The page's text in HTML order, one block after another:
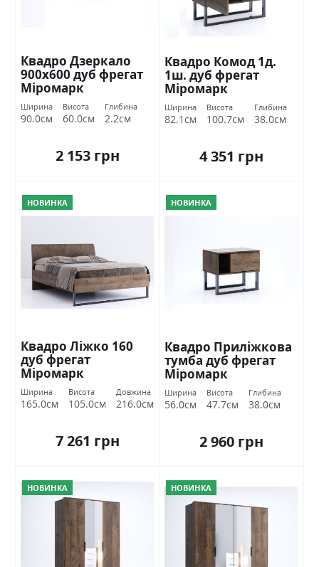
Квадро Дзеркало
900х600 дуб фрегат
Міромарк
Ширина
90.0см
Висота
60.0см
Глибина
2.2см
2 153 грн
Квадро Комод 1д.
1ш. дуб фрегат
Міромарк
Ширина
82.1см
Висота
100.7см
Глибина
38.0см
4 351 грн
НОВИНКА
Квадро Ліжко 160
дуб фрегат
Міромарк
Ширина
165.0см
Висота
105.0см
Довжина
216.0см
7 261 грн
НОВИНКА
Квадро Приліжкова
тумба дуб фрегат
Міромарк
Ширина
56.0см
Висота
47.7см
Глибина
38.0см
2 960 грн
НОВИНКА НОВИНКА